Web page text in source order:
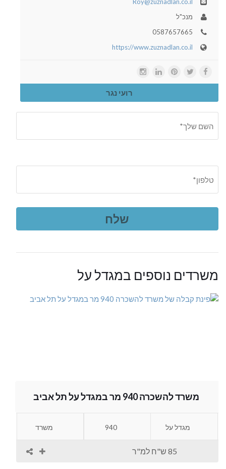
Roy@zuznadlan.co.il
מנכ"ל
0587657665
https://www.zuznadlan.co.il
רועי נגר
משרדים נוספים במגדל על
משרד להשכרה 940 מר במגדל על תל אביב
מגדל על 940 משרד
85 ש"ח למ"ר